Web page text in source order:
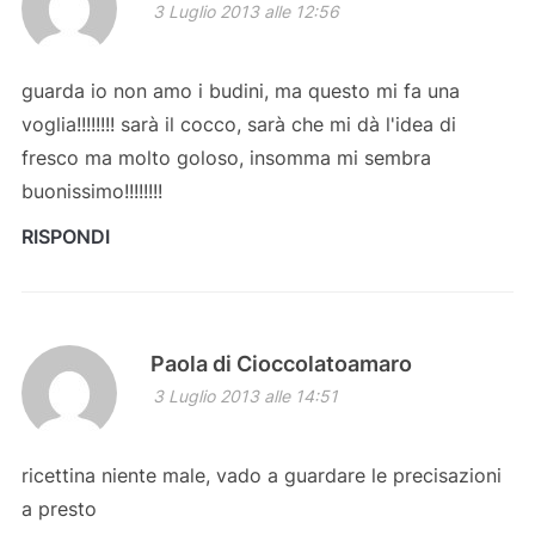
3 Luglio 2013 alle 12:56
guarda io non amo i budini, ma questo mi fa una
voglia!!!!!!!! sarà il cocco, sarà che mi dà l'idea di
fresco ma molto goloso, insomma mi sembra
buonissimo!!!!!!!!
RISPONDI
Paola di Cioccolatoamaro
3 Luglio 2013 alle 14:51
ricettina niente male, vado a guardare le precisazioni
a presto